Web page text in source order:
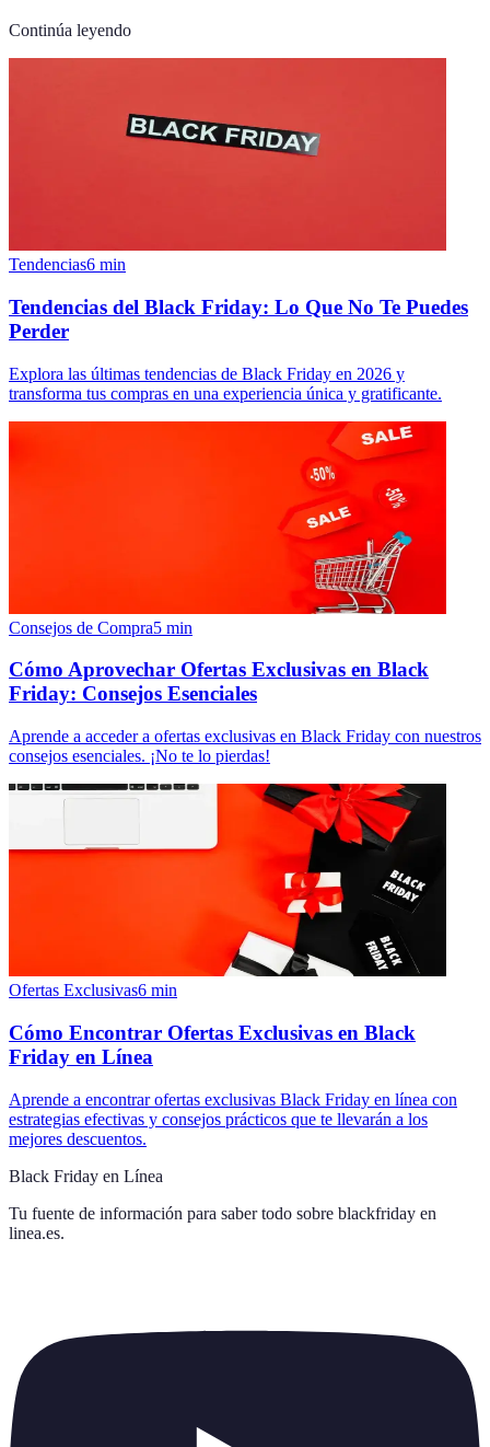
Continúa leyendo
Tendencias6 min
Tendencias del Black Friday: Lo Que No Te Puedes
Perder
Explora las últimas tendencias de Black Friday en 2026 y
transforma tus compras en una experiencia única y gratificante.
Consejos de Compra5 min
Cómo Aprovechar Ofertas Exclusivas en Black
Friday: Consejos Esenciales
Aprende a acceder a ofertas exclusivas en Black Friday con nuestros
consejos esenciales. ¡No te lo pierdas!
Ofertas Exclusivas6 min
Cómo Encontrar Ofertas Exclusivas en Black
Friday en Línea
Aprende a encontrar ofertas exclusivas Black Friday en línea con
estrategias efectivas y consejos prácticos que te llevarán a los
mejores descuentos.
Black Friday en Línea
Tu fuente de información para saber todo sobre blackfriday en
linea.es.